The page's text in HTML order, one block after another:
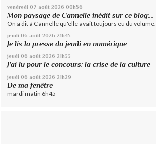
vendredi 07 août 2026 00h56
Mon paysage de Cannelle inédit sur ce blog:...
On a dit à Cannelle qu'elle avait toujours eu du volume...
jeudi 06 août 2026 21h45
Je lis la presse du jeudi en numérique
jeudi 06 août 2026 21h33
J'ai lu pour le concours: la crise de la culture
jeudi 06 août 2026 21h29
De ma fenêtre
mardi matin 6h45